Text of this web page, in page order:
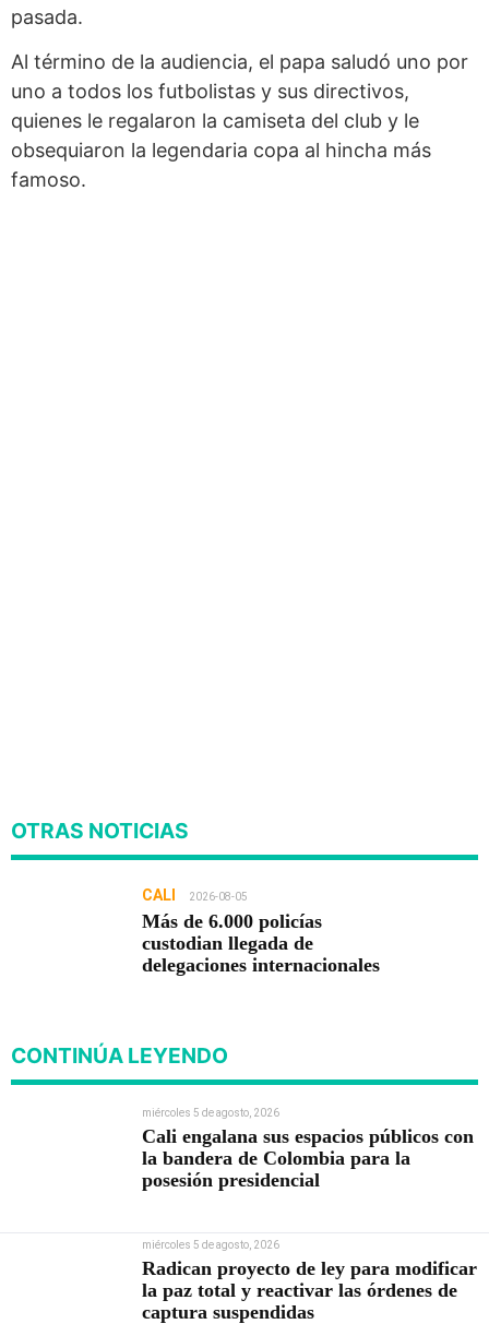
pasada.
Al término de la audiencia, el papa saludó uno por
uno a todos los futbolistas y sus directivos,
quienes le regalaron la camiseta del club y le
obsequiaron la legendaria copa al hincha más
famoso.
OTRAS NOTICIAS
CALI 2026-08-05
Más de 6.000 policías
custodian llegada de
delegaciones internacionales
CONTINÚA LEYENDO
miércoles 5 de agosto, 2026
Cali engalana sus espacios públicos con
la bandera de Colombia para la
posesión presidencial
miércoles 5 de agosto, 2026
Radican proyecto de ley para modificar
la paz total y reactivar las órdenes de
captura suspendidas